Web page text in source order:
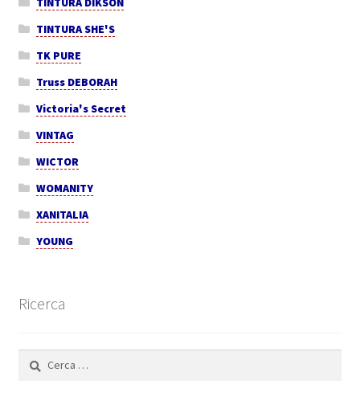
TINTURA SHE'S
TK PURE
Truss DEBORAH
Victoria's Secret
VINTAG
WICTOR
WOMANITY
XANITALIA
YOUNG
Ricerca
Ricerca